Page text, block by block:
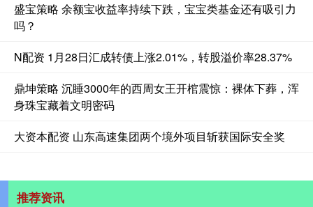
盛宝策略 余额宝收益率持续下跌，宝宝类基金还有吸引力
吗？
N配资 1月28日汇成转债上涨2.01%，转股溢价率28.37%
鼎坤策略 沉睡3000年的西周女王开棺震惊：裸体下葬，浑
身珠宝藏着文明密码
大资本配资 山东高速集团两个境外项目斩获国际安全奖
推荐资讯